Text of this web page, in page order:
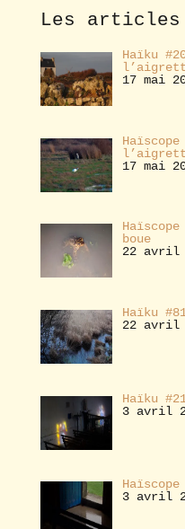
eLes articles
Haïku
17 mai
17 mai
boue
22 avril
Haïku
22 avril
Haïku
3 avril
3 avril